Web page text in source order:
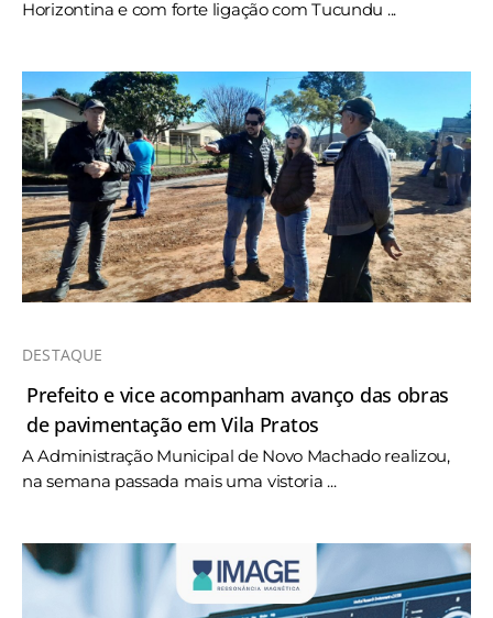
Horizontina e com forte ligação com Tucundu ...
DESTAQUE
Prefeito e vice acompanham avanço das obras
de pavimentação em Vila Pratos
A Administração Municipal de Novo Machado realizou,
na semana passada mais uma vistoria ...